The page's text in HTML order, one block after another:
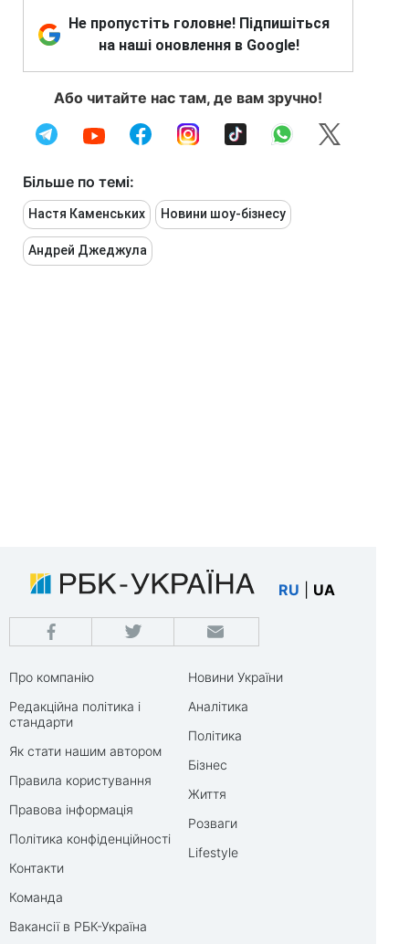
Не пропустіть головне! Підпишіться
на наші оновлення в Google!
Або читайте нас там, де вам зручно!
Більше по темі:
Настя Каменських Новини шоу-бізнесу
Андрей Джеджула
RU UA
Про компанію
Редакційна політика і
стандарти
Як стати нашим автором
Правила користування
Правова інформація
Політика конфіденційності
Контакти
Команда
Вакансії в РБК-Україна
Новини України
Аналітика
Політика
Бізнес
Життя
Розваги
Lifestyle